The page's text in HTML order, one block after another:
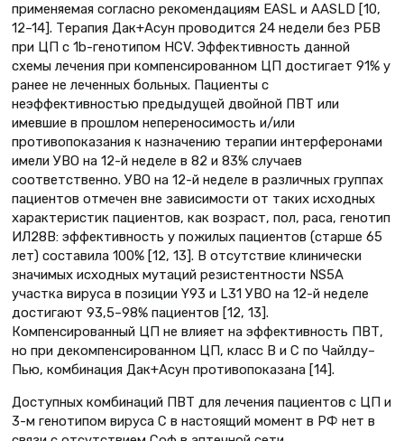
применяемая согласно рекомендациям EASL и AASLD [10,
12–14]. Терапия Дак+Асун проводится 24 недели без РБВ
при ЦП с 1b-генотипом HCV. Эффективность данной
схемы лечения при компенсированном ЦП достигает 91% у
ранее не леченных больных. Пациенты с
неэффективностью предыдущей двойной ПВТ или
имевшие в прошлом непереносимость и/или
противопоказания к назначению терапии интерферонами
имели УВО на 12-й неделе в 82 и 83% случаев
соответственно. УВО на 12-й неделе в различных группах
пациентов отмечен вне зависимости от таких исходных
характеристик пациентов, как возраст, пол, раса, генотип
ИЛ28В: эффективность у пожилых пациентов (старше 65
лет) составила 100% [12, 13]. В отсутствие клинически
значимых исходных мутаций резистентности NS5A
участка вируса в позиции Y93 и L31 УВО на 12-й неделе
достигают 93,5–98% пациентов [12, 13].
Компенсированный ЦП не влияет на эффективность ПВТ,
но при декомпенсированном ЦП, класс В и С по Чайлду–
Пью, комбинация Дак+Асун противопоказана [14].
Доступных комбинаций ПВТ для лечения пациентов с ЦП и
3-м генотипом вируса С в настоящий момент в РФ нет в